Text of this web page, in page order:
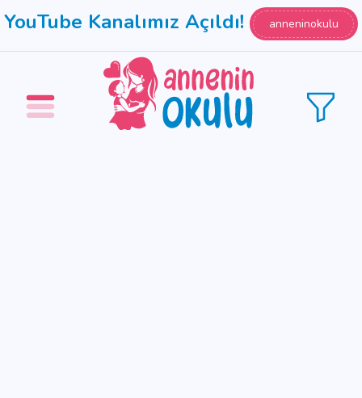
YouTube Kanalımız Açıldı! anneninokulu